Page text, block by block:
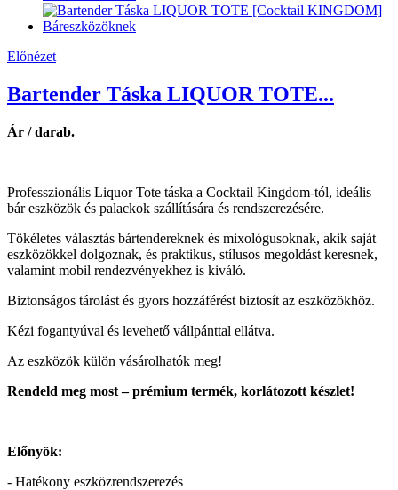
Előnézet
Bartender Táska LIQUOR TOTE...
Ár / darab.
Professzionális Liquor Tote táska a Cocktail Kingdom-tól, ideális
bár eszközök és palackok szállítására és rendszerezésére.
Tökéletes választás bártendereknek és mixológusoknak, akik saját
eszközökkel dolgoznak, és praktikus, stílusos megoldást keresnek,
valamint mobil rendezvényekhez is kiváló.
Biztonságos tárolást és gyors hozzáférést biztosít az eszközökhöz.
Kézi fogantyúval és levehető vállpánttal ellátva.
Az eszközök külön vásárolhatók meg!
Rendeld meg most – prémium termék, korlátozott készlet!
Előnyök:
- Hatékony eszközrendszerezés